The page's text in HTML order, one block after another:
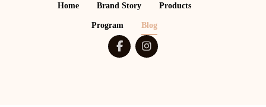
Home Brand Story Products
Program Blog